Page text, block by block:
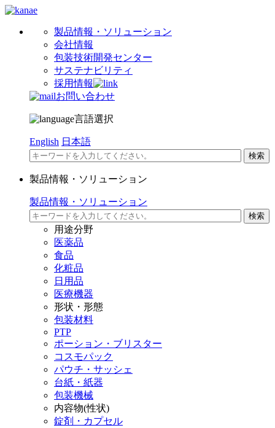
製品情報・ソリューション
会社情報
包装技術開発センター
サステナビリティ
採用情報
お問い合わせ
言語選択
English 日本語
製品情報・ソリューション
製品情報・ソリューション
用途分野
医薬品
食品
化粧品
日用品
医療機器
形状・形態
包装材料
PTP
ポーション・ブリスター
コスモパック
パウチ・サッシェ
台紙・紙器
包装機械
内容物(性状)
錠剤・カプセル